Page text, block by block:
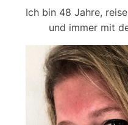
Ich bin 48 Jahre,
und immer mit